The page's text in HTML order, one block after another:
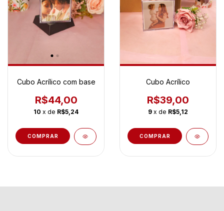
Cubo Acrílico com base
R$44,00
10 x de R$5,24
Cubo Acrílico
R$39,00
9 x de R$5,12
COMPRAR